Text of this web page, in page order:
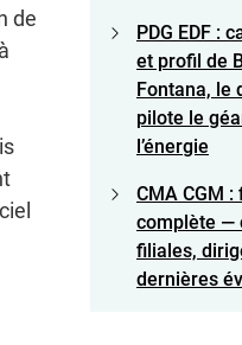
de
PDG EDF :
et profil de
Fontana, le
pilote le
l’énergie
CMA CGM
complète —
filiales,
dernières